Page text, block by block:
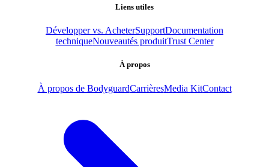
Liens utiles
Développer vs. AcheterSupportDocumentation
techniqueNouveautés produitTrust Center
À propos
À propos de BodyguardCarrièresMedia KitContact